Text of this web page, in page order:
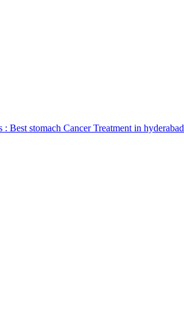
Best stomach Cancer Treatment in hyderabad